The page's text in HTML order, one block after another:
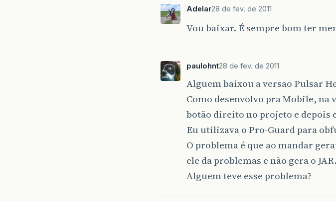
Adelar28 de fev. de 2011
Vou baixar. É sempre bom ter
paulohnt28 de fev. de 2011
Alguem baixou a versao Pulsar
Como desenvolvo pra Mobile, na
botão direito no projeto e depois
Eu utilizava o Pro-Guard para
O problema é que ao mandar
ele da problemas e não gera o JAR.
Alguem teve esse problema?